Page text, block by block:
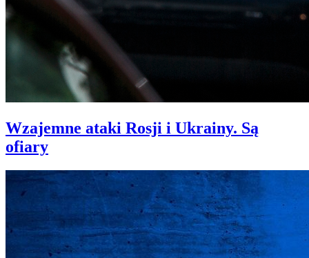
Wzajemne ataki Rosji i Ukrainy. Są
ofiary